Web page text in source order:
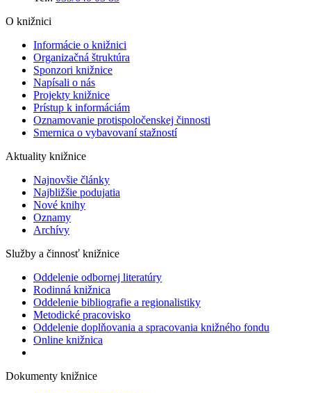
O knižnici
Informácie o knižnici
Organizačná štruktúra
Sponzori knižnice
Napísali o nás
Projekty knižnice
Prístup k informáciám
Oznamovanie protispoločenskej činnosti
Smernica o vybavovaní stažností
Aktuality knižnice
Najnovšie články
Najbližšie podujatia
Nové knihy
Oznamy
Archívy
Služby a činnosť knižnice
Oddelenie odbornej literatúry
Rodinná knižnica
Oddelenie bibliografie a regionalistiky
Metodické pracovisko
Oddelenie doplňovania a spracovania knižného fondu
Online knižnica
Dokumenty knižnice